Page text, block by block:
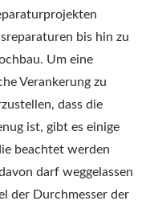
bis hin zu
Um eine
Verankerung zu
dass die
ist, gibt es einige
beachtet werden
darf weggelassen
der Durchmesser der